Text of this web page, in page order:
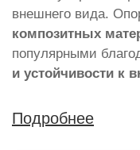
внешнего вида.
композитных
популярными
и устойчивости к
Подробнее